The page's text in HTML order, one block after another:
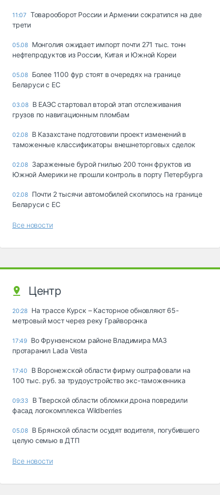
11:07 Товарооборот России и Армении сократился на две
трети
05.08 Монголия ожидает импорт почти 271 тыс. тонн
нефтепродуктов из России, Китая и Южной Кореи
05.08 Более 1100 фур стоят в очередях на границе
Беларуси с ЕС
03.08 В ЕАЭС стартовал второй этап отслеживания
грузов по навигационным пломбам
02.08 В Казахстане подготовили проект изменений в
таможенные классификаторы внешнеторговых сделок
02.08 Зараженные бурой гнилью 200 тонн фруктов из
Южной Америки не прошли контроль в порту Петербурга
02.08 Почти 2 тысячи автомобилей скопилось на границе
Беларуси с ЕС
Все новости
Центр
20:28 На трассе Курск – Касторное обновляют 65-
метровый мост через реку Грайворонка
17:49 Во Фрунзенском районе Владимира МАЗ
протаранил Lada Vesta
17:40
В Воронежской области фирму оштрафовали на
100 тыс. руб. за трудоустройство экс-таможенника
09:33
В Тверской области обломки дрона повредили
фасад логокомплекса Wildberries
05.08 В Брянской области осудят водителя, погубившего
целую семью в ДТП
Все новости